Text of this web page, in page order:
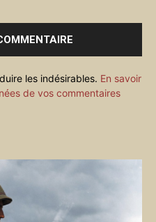
les indésirables. En savoir
de vos commentaires